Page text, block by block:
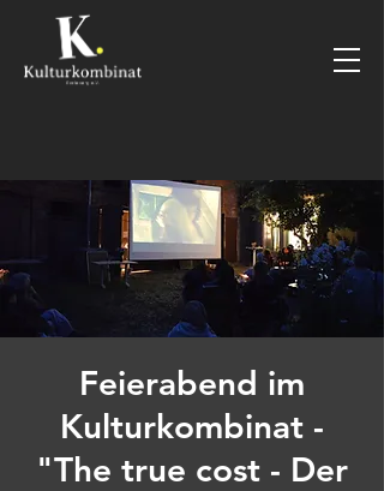
Feierabend im
Kulturkombinat -
"The true cost - Der